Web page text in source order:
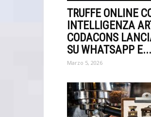
TRUFFE ONLINE
INTELLIGENZA
CODACONS
SU WHATSAPP E...
Marzo 5, 2026